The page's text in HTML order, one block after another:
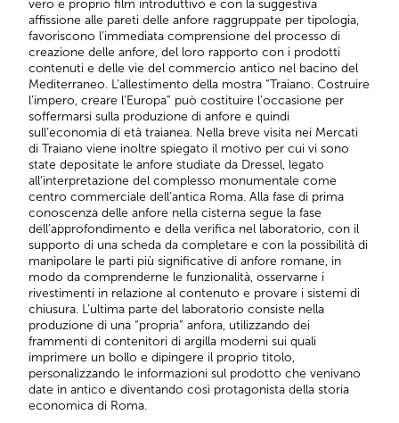
vero e proprio film introduttivo e con la suggestiva
affissione alle pareti delle anfore raggruppate per tipologia,
favoriscono l’immediata comprensione del processo di
creazione delle anfore, del loro rapporto con i prodotti
contenuti e delle vie del commercio antico nel bacino del
Mediterraneo. L’allestimento della mostra “Traiano. Costruire
l’impero, creare l’Europa” può costituire l’occasione per
soffermarsi sulla produzione di anfore e quindi
sull’economia di età traianea. Nella breve visita nei Mercati
di Traiano viene inoltre spiegato il motivo per cui vi sono
state depositate le anfore studiate da Dressel, legato
all’interpretazione del complesso monumentale come
centro commerciale dell’antica Roma. Alla fase di prima
conoscenza delle anfore nella cisterna segue la fase
dell’approfondimento e della verifica nel laboratorio, con il
supporto di una scheda da completare e con la possibilità di
manipolare le parti più significative di anfore romane, in
modo da comprenderne le funzionalità, osservarne i
rivestimenti in relazione al contenuto e provare i sistemi di
chiusura. L’ultima parte del laboratorio consiste nella
produzione di una “propria” anfora, utilizzando dei
frammenti di contenitori di argilla moderni sui quali
imprimere un bollo e dipingere il proprio titolo,
personalizzando le informazioni sul prodotto che venivano
date in antico e diventando così protagonista della storia
economica di Roma.